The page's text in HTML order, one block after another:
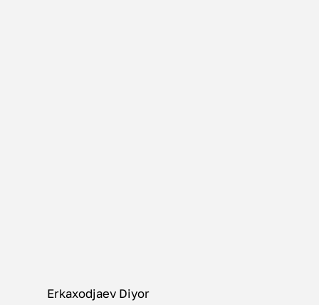
Erkaxodjaev Diyor